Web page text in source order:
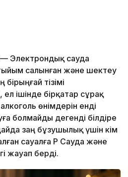
Электрондық сауда
салынған және шектеу
тізімі
ел ішінде бірқатар сұрақ
өнімдерін енді
болмайды дегенді білдіре
заң бұзушылық үшін кім
сауалға ҚР Сауда және
жауап берді.